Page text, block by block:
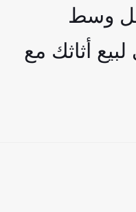
وسط
أثاثك مع